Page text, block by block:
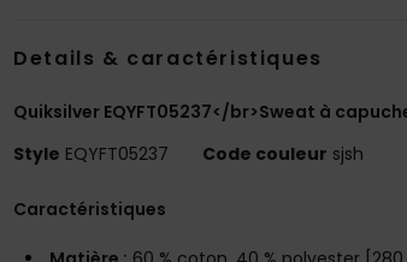
Details & caractéristiques
Quiksilver EQYFT05237</br>Sweat à
Style EQYFT05237 Code couleur sjsh
Caractéristiques